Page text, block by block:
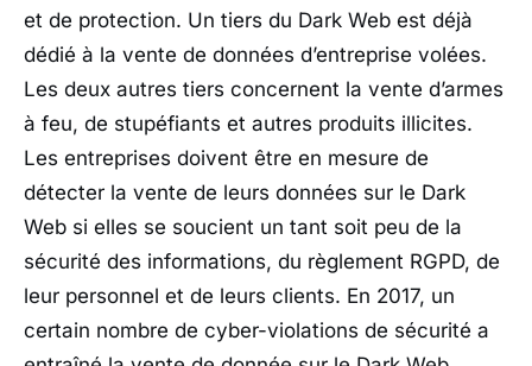
et de protection. Un tiers du Dark Web est déjà
dédié à la vente de données d’entreprise volées.
Les deux autres tiers concernent la vente d’armes
à feu, de stupéfiants et autres produits illicites.
Les entreprises doivent être en mesure de
détecter la vente de leurs données sur le Dark
Web si elles se soucient un tant soit peu de la
sécurité des informations, du règlement RGPD, de
leur personnel et de leurs clients. En 2017, un
certain nombre de cyber-violations de sécurité a